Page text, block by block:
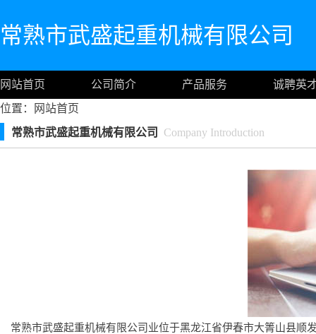
常熟市武盛起重机械有限公司
网站首页 公司简介 产品服务
诚聘英
位置：
网站首页
常熟市武盛起重机械有限公司
Company Introduction
常熟市武盛起重机械有限公司业位于黑龙江省伊春市大箐山县顺